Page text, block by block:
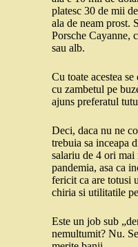
platesc 30 de mii
ala de neam prost.
Porsche Cayanne,
sau alb.
Cu toate acestea
cu zambetul pe
ajuns preferatul
Deci, daca nu ne
trebuia sa inceapa
salariu de 4 ori mai
pandemia, asa ca
fericit ca are totusi
chiria si utilitatile
Este un job sub
nemultumit? Nu.